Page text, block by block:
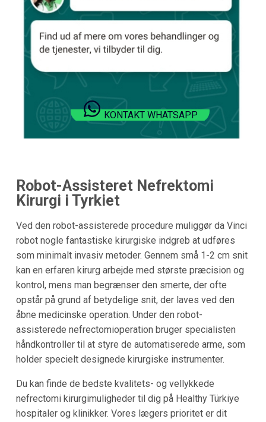
KONTAKT WHATSAPP
Robot-Assisteret Nefrektomi
Kirurgi i Tyrkiet
Ved den robot-assisterede procedure muliggør da Vinci
robot nogle fantastiske kirurgiske indgreb at udføres
som minimalt invasiv metoder. Gennem små 1-2 cm snit
kan en erfaren kirurg arbejde med største præcision og
kontrol, mens man begrænser den smerte, der ofte
opstår på grund af betydelige snit, der laves ved den
åbne medicinske operation. Under den robot-
assisterede nefrectomioperation bruger specialisten
håndkontroller til at styre de automatiserede arme, som
holder specielt designede kirurgiske instrumenter.
Du kan finde de bedste kvalitets- og vellykkede
nefrectomi kirurgimuligheder til dig på Healthy Türkiye
hospitaler og klinikker. Vores lægers prioritet er dit